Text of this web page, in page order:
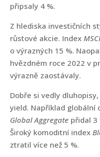
připsaly 4 %.
Z hlediska investičních
růstové akcie. Index
o výrazných 15 %.
hvězdném roce 2022 v
výrazně zaostávaly.
Dobře si vedly
yield. Například globální
Global Aggregate přidal 3
Široký komoditní index
ztratil více než 5 %.